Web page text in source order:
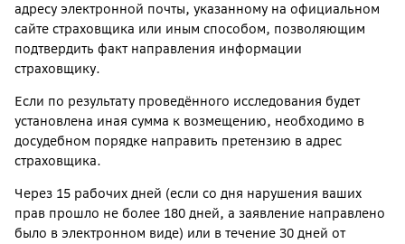
адресу электронной почты, указанному на официальном
сайте страховщика или иным способом, позволяющим
подтвердить факт направления информации
страховщику.
Если по результату проведённого исследования будет
установлена иная сумма к возмещению, необходимо в
досудебном порядке направить претензию в адрес
страховщика.
Через 15 рабочих дней (если со дня нарушения ваших
прав прошло не более 180 дней, а заявление направлено
было в электронном виде) или в течение 30 дней от